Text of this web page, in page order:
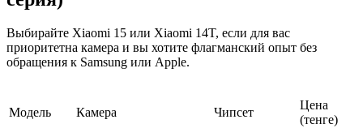
Выбирайте Xiaomi 15 или Xiaomi 14T, если для вас
приоритетна камера и вы хотите флагманский опыт без
обращения к Samsung или Apple.
Модель Камера Чипсет
Цена
(тенге)